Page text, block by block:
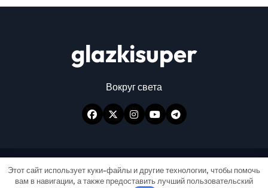
glazkisuper
Вокруг света
Авторские права © Все права защищены|
Этот сайт использует куки-файлы и другие технологии, чтобы помочь
вам в навигации, а также предоставить лучший пользовательский